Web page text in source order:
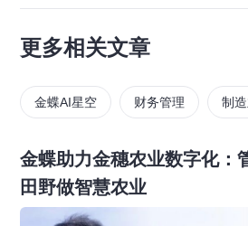
更多相关文章
金蝶AI星空 财务管理 制
金蝶助力金穗农业数字化：
田野做智慧农业